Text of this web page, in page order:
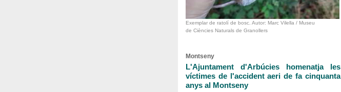
Exemplar de ratolí de bosc. Autor: Marc Vilella / Museu
de Ciències Naturals de Granollers
Montseny
L'Ajuntament d'Arbúcies homenatja les
víctimes de l'accident aeri de fa cinquanta
anys al Montseny